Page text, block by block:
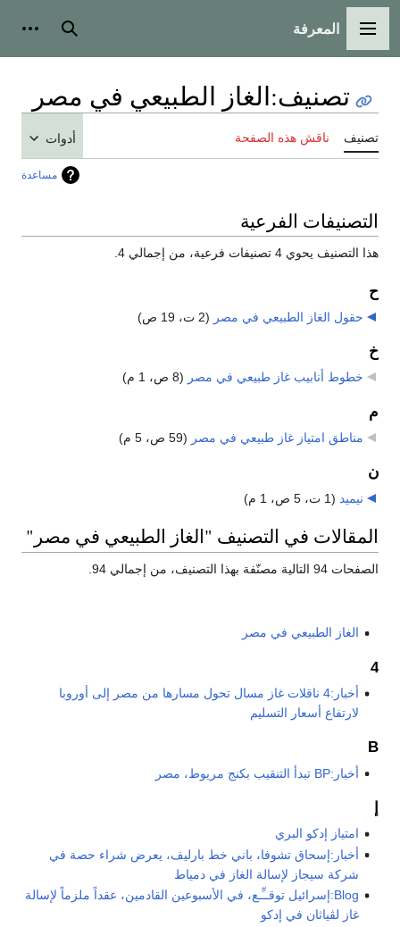
القائمة الرئيسية
المعرفة بحث
تصنيف:الغاز الطبيعي في مصر
تصنيف ناقش هذه الصفحة أدوات
مساعدة
التصنيفات الفرعية
هذا التصنيف يحوي 4 تصنيفات فرعية، من إجمالي 4.
ح
حقول الغاز الطبيعي في مصر (2 ت، 19 ص)
خ
خطوط أنابيب غاز طبيعي في مصر (8 ص، 1 م)
م
مناطق امتياز غاز طبيعي في مصر (59 ص، 5 م)
ن
نيميد (1 ت، 5 ص، 1 م)
المقالات في التصنيف "الغاز الطبيعي في مصر"
الصفحات 94 التالية مصنّفة بهذا التصنيف، من إجمالي 94.
الغاز الطبيعي في مصر
4
أخبار:4 ناقلات غاز مسال تحول مسارها من مصر إلى أوروبا
لارتفاع أسعار التسليم
B
أخبار:BP تبدأ التنقيب بكنج مريوط، مصر
إ
امتياز إدكو البري
أخبار:إسحاق تشوفا، باني خط بارليف، يعرض شراء حصة في
شركة سيجاز لإسالة الغاز في دمياط
Blog:إسرائيل توقــِّـع، في الأسبوعين القادمين، عقداً ملزماً لإسالة
غاز لڤياثان في إدكو